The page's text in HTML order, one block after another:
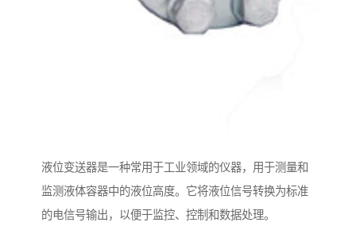
液位变送器是一种常用于工业领域的仪器，用于测量和
监测液体容器中的液位高度。它将液位信号转换为标准
的电信号输出，以便于监控、控制和数据处理。